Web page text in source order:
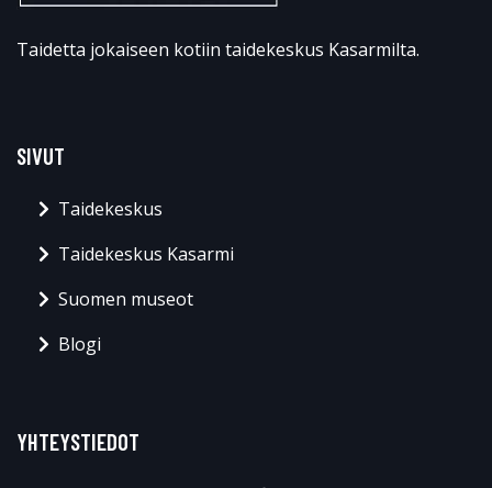
Taidetta jokaiseen kotiin taidekeskus Kasarmilta.
SIVUT
Taidekeskus
Taidekeskus Kasarmi
Suomen museot
Blogi
YHTEYSTIEDOT